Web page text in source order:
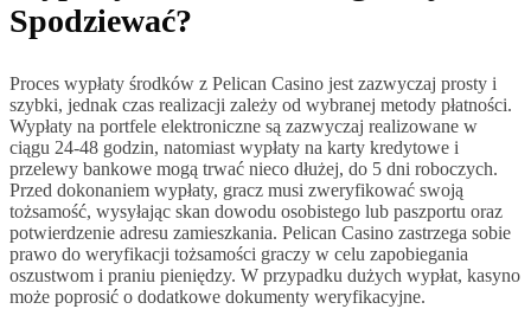
Spodziewać?
Proces wypłaty środków z Pelican Casino jest zazwyczaj prosty i
szybki, jednak czas realizacji zależy od wybranej metody płatności.
Wypłaty na portfele elektroniczne są zazwyczaj realizowane w
ciągu 24-48 godzin, natomiast wypłaty na karty kredytowe i
przelewy bankowe mogą trwać nieco dłużej, do 5 dni roboczych.
Przed dokonaniem wypłaty, gracz musi zweryfikować swoją
tożsamość, wysyłając skan dowodu osobistego lub paszportu oraz
potwierdzenie adresu zamieszkania. Pelican Casino zastrzega sobie
prawo do weryfikacji tożsamości graczy w celu zapobiegania
oszustwom i praniu pieniędzy. W przypadku dużych wypłat, kasyno
może poprosić o dodatkowe dokumenty weryfikacyjne.